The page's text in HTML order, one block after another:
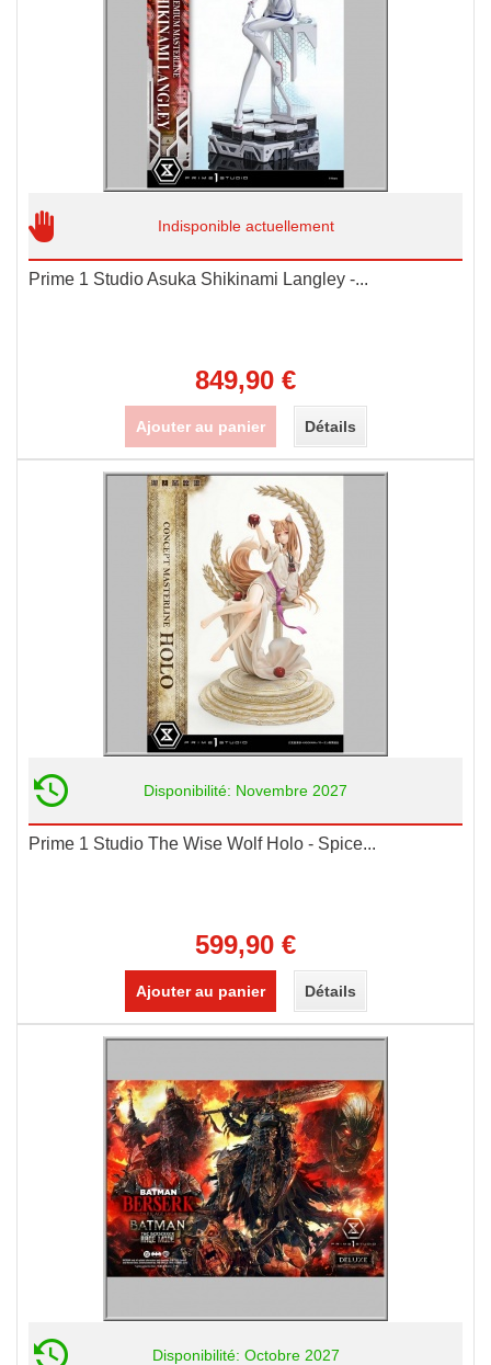
Indisponible actuellement
Prime 1 Studio Asuka Shikinami Langley -...
849,90 €
Ajouter au panier Détails
Disponibilité: Novembre 2027
Prime 1 Studio The Wise Wolf Holo - Spice...
599,90 €
Ajouter au panier Détails
Disponibilité: Octobre 2027